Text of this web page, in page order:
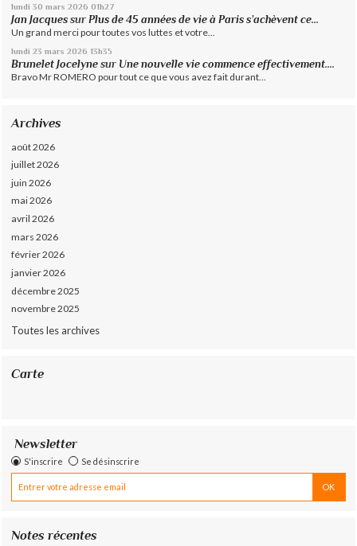
lundi 30 mars 2026 01h27
Jan Jacques surPlus de 45 années de vie à Paris s’achèvent ce...
Un grand merci pour toutes vos luttes et votre...
lundi 23 mars 2026 13h35
Brunelet Jocelyne sur Une nouvelle vie commence effectivement....
Bravo Mr ROMERO pour tout ce que vous avez fait durant...
Archives
août 2026
juillet 2026
juin 2026
mai 2026
avril 2026
mars 2026
février 2026
janvier 2026
décembre 2025
novembre 2025
Toutes les archives
Carte
Newsletter
S'inscrire Se désinscrire
Notes récentes